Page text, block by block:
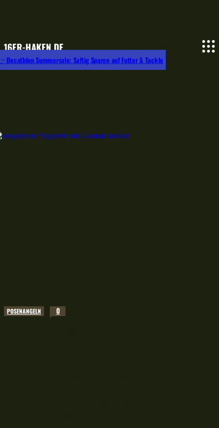
16ER-HAKEN.DE
Decathlon Summersale: Saftig Sparen auf Futter & Tackle
POSENANGELN 0